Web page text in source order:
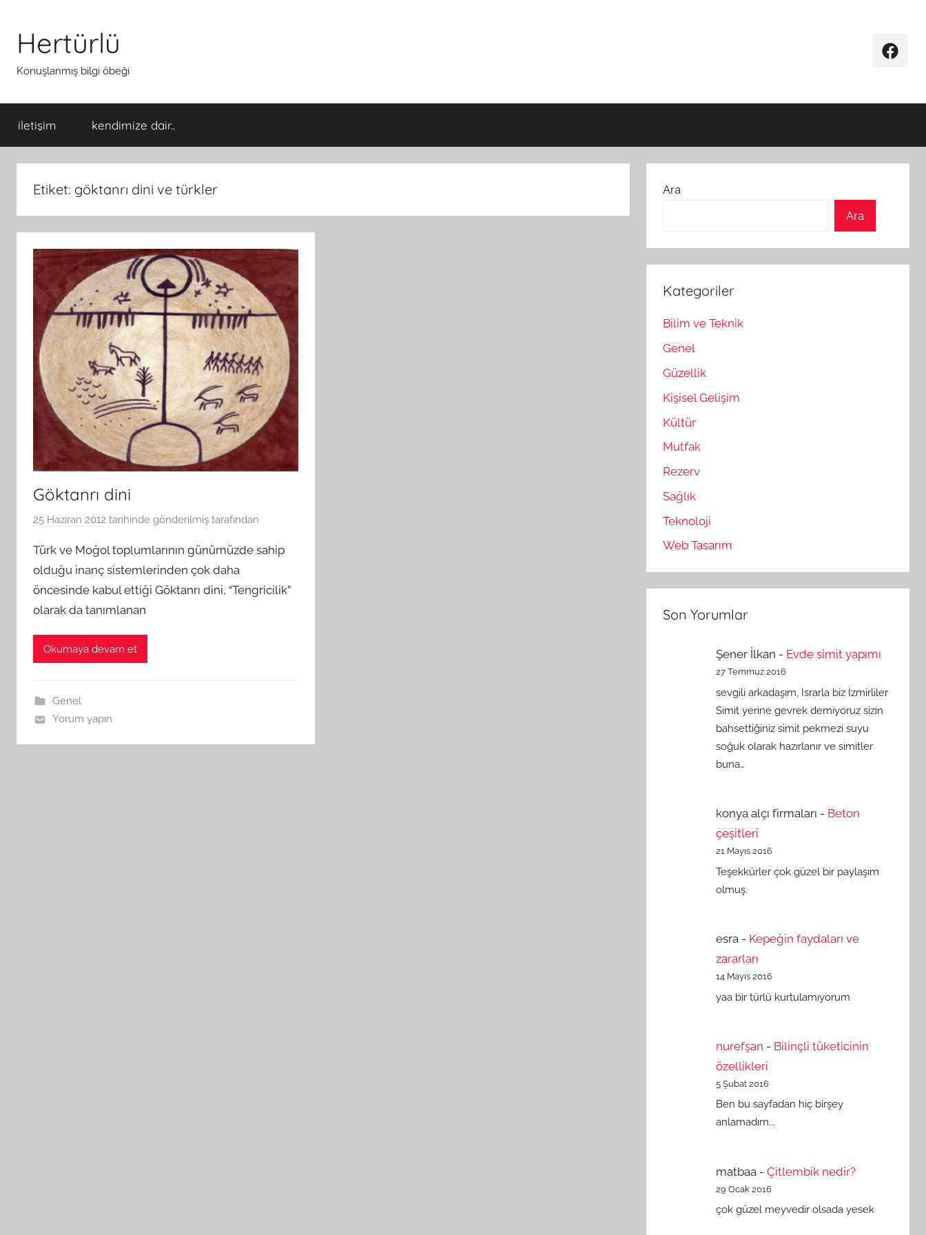
Hertürlü
Konuşlanmış bilgi öbeği
iletişim kendimize dair..
Etiket: göktanrı dini ve türkler
Göktanrı dini
25 Haziran 2012 tarihinde gönderilmiş tarafından
Türk ve Moğol toplumlarının günümüzde sahip
olduğu inanç sistemlerinden çok daha
öncesinde kabul ettiği Göktanrı dini, “Tengricilik”
olarak da tanımlanan
Okumaya devam et
Genel
Yorum yapın
Ara
Ara
Kategoriler
Bilim ve Teknik
Genel
Güzellik
Kişisel Gelişim
Kültür
Mutfak
Rezerv
Sağlık
Teknoloji
Web Tasarım
Son Yorumlar
Şener İlkan - Evde simit yapımı
27 Temmuz 2016
sevgili arkadaşım, Israrla biz İzmirliler
Simit yerine gevrek demiyoruz sizin
bahsettiğiniz simit pekmezi suyu
soğuk olarak hazırlanır ve simitler
buna…
konya alçı firmaları - Beton
çeşitleri
21 Mayıs 2016
Teşekkürler çok güzel bir paylaşım
olmuş.
esra- Kepeğin faydaları ve
zararları
14 Mayıs 2016
yaa bir türlü kurtulamıyorum
nurefşan - Bilinçli tüketicinin
özellikleri
5 Şubat 2016
Ben bu sayfadan hiç birşey
anlamadım...
matbaa- Çitlembik nedir?
29 Ocak 2016
çok güzel meyvedir olsada yesek